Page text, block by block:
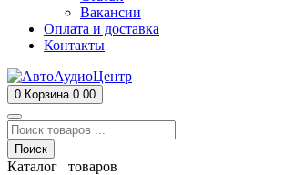
Вакансии
Оплата и доставка
Контакты
0 Корзина 0.00
Поиск
Каталог товаров